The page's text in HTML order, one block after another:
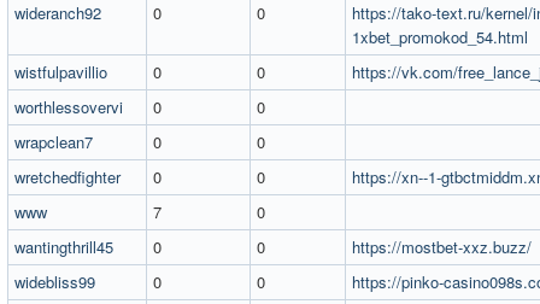
wideranch92
0 0
https://tako-text.ru/kernel/
1xbet_promokod_54.html
wistfulpavillio
0 0
https://vk.com/
worthlessovervi
0
0
wrapclean7
0
0
wretchedfighter
0 0
https://xn--1-
www
7
0
wantingthrill45
0 0
https://mostbet-xxz.buzz/
widebliss99
0 0
https://pinko-